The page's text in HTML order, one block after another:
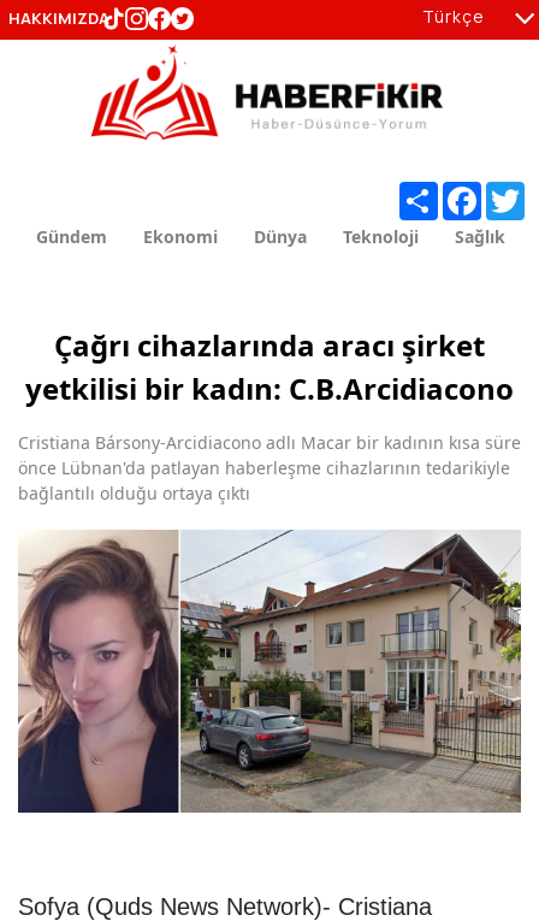
Gündem Ekonomi Dünya Teknoloji Sağlık
Çağrı cihazlarında aracı şirket
yetkilisi bir kadın: C.B.Arcidiacono
Cristiana Bársony-Arcidiacono adlı Macar bir kadının kısa süre
önce Lübnan'da patlayan haberleşme cihazlarının tedarikiyle
bağlantılı olduğu ortaya çıktı
Sofya (Quds News Network)- Cristiana
Share
Türkçe
en
HAKKIMIZDA